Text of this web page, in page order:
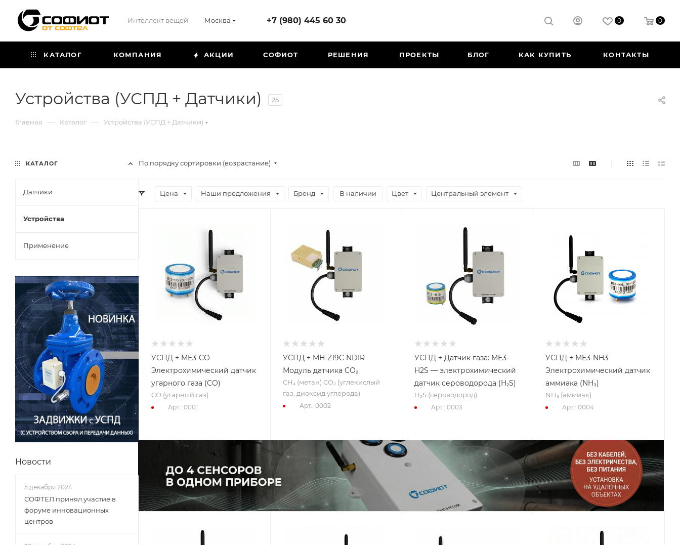
Интеллект вещей Москва +7 (980) 445 60 30 0 0
КАТАЛОГ КОМПАНИЯ АКЦИИ СОФИОТ РЕШЕНИЯ ПРОЕКТЫ БЛОГ КАК КУПИТЬ КОНТАКТЫ
Устройства (УСПД + Датчики) 25
Главная — Каталог — Устройства (УСПД + Датчики)
По порядку сортировки (возрастание)
Цена Наши предложения Бренд В наличии Цвет Центральный элемент
УСПД + ME3-CO
Электрохимический датчик
угарного газа (CO)
CO (угарный газ)
Арт.: 0001
УСПД + MH-Z19C NDIR
Модуль датчика CO₂
CH₄ (метан) CO₂ (углекислый
газ, диоксид углерода)
Арт.: 0002
УСПД + Датчик газа: ME3-
H2S — электрохимический
датчик сероводорода (H₂S)
H₂S (сероводород)
Арт.: 0003
УСПД + ME3-NH3
Электрохимический датчик
аммиака (NH₃)
NH₃ (аммиак)
Арт.: 0004
КАТАЛОГ
Датчики
Устройства
Применение
Новости
5 декабря 2024
СОФТЕЛ принял участие в
форуме инновационных
центров